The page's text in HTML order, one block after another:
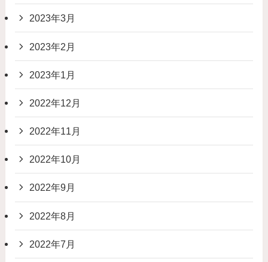
2023年3月
2023年2月
2023年1月
2022年12月
2022年11月
2022年10月
2022年9月
2022年8月
2022年7月